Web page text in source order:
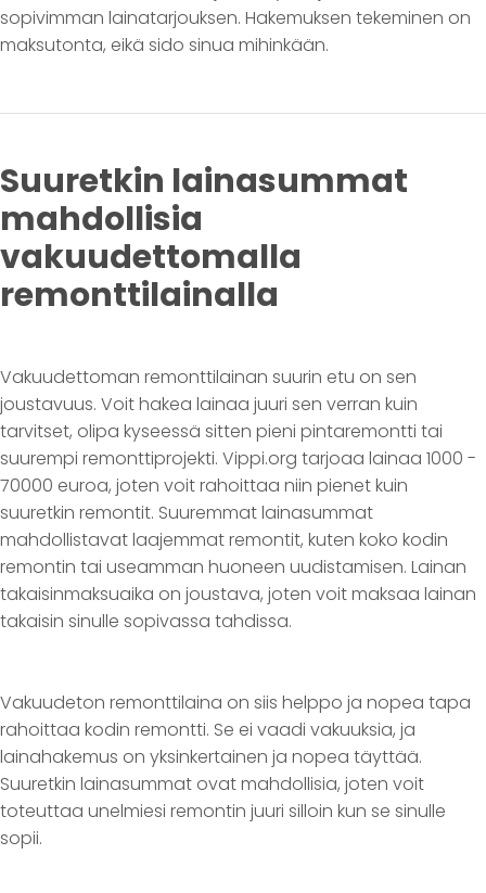
sopivimman lainatarjouksen. Hakemuksen tekeminen on
maksutonta, eikä sido sinua mihinkään.
Suuretkin lainasummat
mahdollisia
vakuudettomalla
remonttilainalla
Vakuudettoman remonttilainan suurin etu on sen
joustavuus. Voit hakea lainaa juuri sen verran kuin
tarvitset, olipa kyseessä sitten pieni pintaremontti tai
suurempi remonttiprojekti. Vippi.org tarjoaa lainaa 1000 -
70000 euroa, joten voit rahoittaa niin pienet kuin
suuretkin remontit. Suuremmat lainasummat
mahdollistavat laajemmat remontit, kuten koko kodin
remontin tai useamman huoneen uudistamisen. Lainan
takaisinmaksuaika on joustava, joten voit maksaa lainan
takaisin sinulle sopivassa tahdissa.
Vakuudeton remonttilaina on siis helppo ja nopea tapa
rahoittaa kodin remontti. Se ei vaadi vakuuksia, ja
lainahakemus on yksinkertainen ja nopea täyttää.
Suuretkin lainasummat ovat mahdollisia, joten voit
toteuttaa unelmiesi remontin juuri silloin kun se sinulle
sopii.